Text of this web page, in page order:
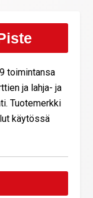
toimintansa
ja lahja- ja
Tuotemerkki
käytössä